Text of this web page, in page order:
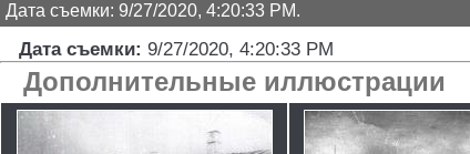
Дата съемки: 9/27/2020, 4:20:33 PM.
Дата съемки: 9/27/2020, 4:20:33 PM
Дополнительные иллюстрации